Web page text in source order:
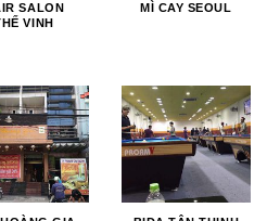
SALON
VINH
MÌ CAY SEOUL